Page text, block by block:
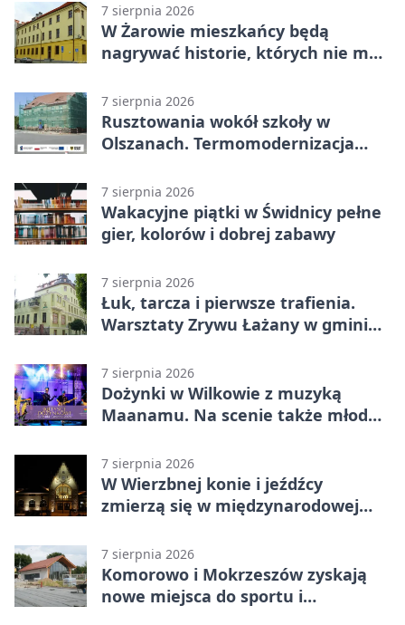
7 sierpnia 2026
W Żarowie mieszkańcy będą
nagrywać historie, których nie ma
7 sierpnia 2026
Rusztowania wokół szkoły w
Olszanach. Termomodernizacja
7 sierpnia 2026
Wakacyjne piątki w Świdnicy pełne
gier, kolorów i dobrej zabawy
7 sierpnia 2026
Łuk, tarcza i pierwsze trafienia.
Warsztaty Zrywu Łażany w gminie
7 sierpnia 2026
Dożynki w Wilkowie z muzyką
Maanamu. Na scenie także młode
7 sierpnia 2026
W Wierzbnej konie i jeźdźcy
zmierzą się w międzynarodowej
7 sierpnia 2026
Komorowo i Mokrzeszów zyskają
nowe miejsca do sportu i